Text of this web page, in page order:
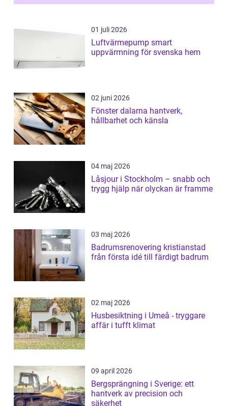
01 juli 2026
Luftvärmepump smart
uppvärmning för svenska hem
02 juni 2026
Fönster dalarna hantverk,
hållbarhet och känsla
04 maj 2026
Låsjour i Stockholm – snabb och
trygg hjälp när olyckan är framme
03 maj 2026
Badrumsrenovering kristianstad
från första idé till färdigt badrum
02 maj 2026
Husbesiktning i Umeå - tryggare
affär i tufft klimat
09 april 2026
Bergsprängning i Sverige: ett
hantverk av precision och
säkerhet